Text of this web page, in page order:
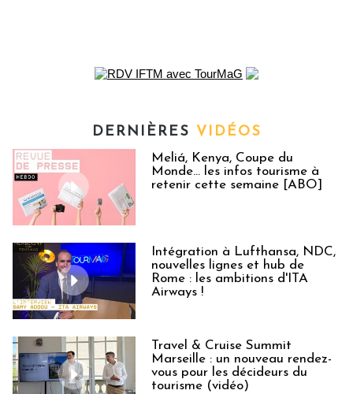
DERNIÈRES VIDÉOS
Meliá, Kenya, Coupe du
Monde… les infos tourisme à
retenir cette semaine [ABO]
Intégration à Lufthansa, NDC,
nouvelles lignes et hub de
Rome : les ambitions d'ITA
Airways !
Travel & Cruise Summit
Marseille : un nouveau rendez-
vous pour les décideurs du
tourisme (vidéo)